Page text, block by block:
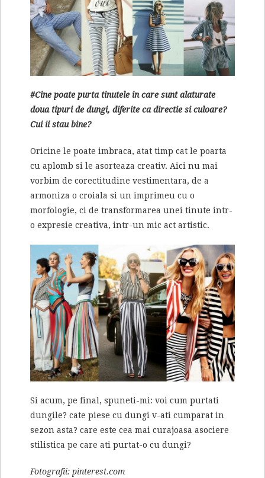
#Cine poate purta tinutele in care sunt alaturate
doua tipuri de dungi, diferite ca directie si culoare?
Cui ii stau bine?
Oricine le poate imbraca, atat timp cat le poarta
cu aplomb si le asorteaza creativ. Aici nu mai
vorbim de corectitudine vestimentara, de a
armoniza o croiala si un imprimeu cu o
morfologie, ci de transformarea unei tinute intr-
o expresie creativa, intr-un mic act artistic.
Si acum, pe final, spuneti-mi: voi cum purtati
dungile? cate piese cu dungi v-ati cumparat in
sezon asta? care este cea mai curajoasa asociere
stilistica pe care ati purtat-o cu dungi?
Fotografii: pinterest.com